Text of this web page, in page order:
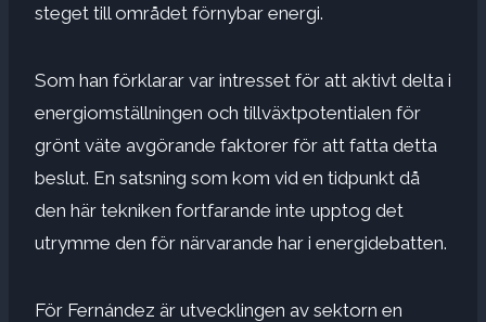
steget till området förnybar energi.
Som han förklarar var intresset för att aktivt delta i
energiomställningen och tillväxtpotentialen för
grönt väte avgörande faktorer för att fatta detta
beslut. En satsning som kom vid en tidpunkt då
den här tekniken fortfarande inte upptog det
utrymme den för närvarande har i energidebatten.
För Fernández är utvecklingen av sektorn en